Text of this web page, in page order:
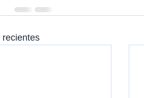
recientes